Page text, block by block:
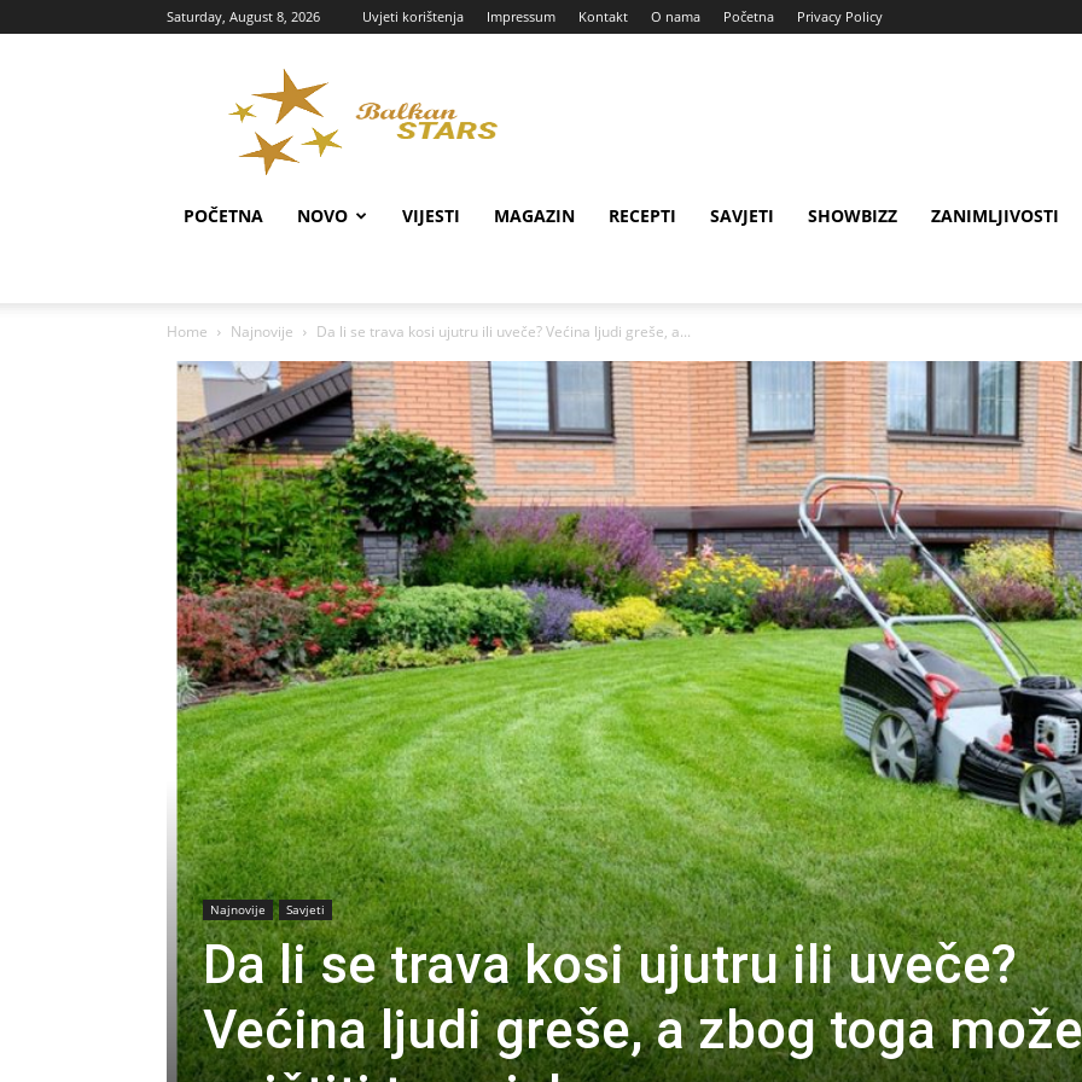
Saturday, August 8, 2026 Uvjeti korištenja Impressum Kontakt O nama Početna Privacy Policy
Portal
POČETNA NOVO VIJESTI MAGAZIN RECEPTI SAVJETI SHOWBIZZ ZANIMLJIVOSTI
Home Najnovije Da li se trava kosi ujutru ili uveče? Većina ljudi greše, a...
Najnovije Savjeti
Da li se trava kosi ujutru ili uveče?
Većina ljudi greše, a zbog toga